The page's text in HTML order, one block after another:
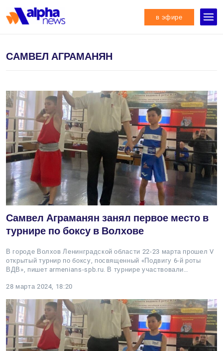
в эфире
САМВЕЛ АГРАМАНЯН
Самвел Аграманян занял первое место в
турнире по боксу в Волхове
В городе Волхов Ленинградской области 22-23 марта прошел V
открытый турнир по боксу, посвященный «Подвигу 6-й роты
ВДВ», пишет armenians-spb.ru. В турнире участвовали…
28 марта 2024, 18:20